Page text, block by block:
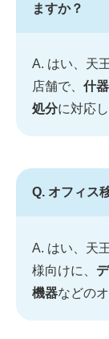
ますか？
A. はい、天
店舗で、 什
処分に対応
Q. オフィス
A. はい、天
様向けに、
機器などの